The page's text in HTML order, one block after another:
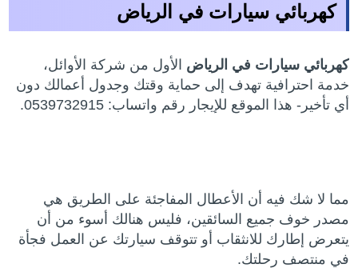
كهربائي سيارات في الرياض
كهربائي سيارات في الرياض الأول من شركة الأوائل،
خدمة احترافية تهدف إلى حماية وقتك وجدول أعمالك دون
أي تأخير- هذا الموقع للإيجار رقم واتساب: 0539732915.
مما لا شك فيه أن الأعطال المفاجئة على الطريق هي
مصدر خوف جميع السائقين، فليس هنالك أسوء من أن
يتعرض إطارك للانثقاب أو تتوقف سيارتك عن العمل فجأة
في منتصف رحلتك.